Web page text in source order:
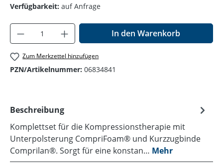
Verfügbarkeit: auf Anfrage
Produkt Anzahl: Gib den gewünschten
In den Warenkorb
Zum Merkzettel hinzufügen
PZN/Artikelnummer: 06834841
Beschreibung
Komplettset für die Kompressionstherapie mit
Unterpolsterung CompriFoam® und Kurzzugbinde
Comprilan®. Sorgt für eine konstan… Mehr